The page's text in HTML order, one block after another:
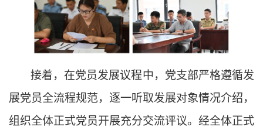
接着，在党员发展议程中，党支部严格遵循发
展党员全流程规范，逐一听取发展对象情况介绍，
组织全体正式党员开展充分交流评议。经全体正式